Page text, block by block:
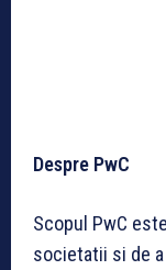
Despre PwC
Scopul PwC
societatii si de